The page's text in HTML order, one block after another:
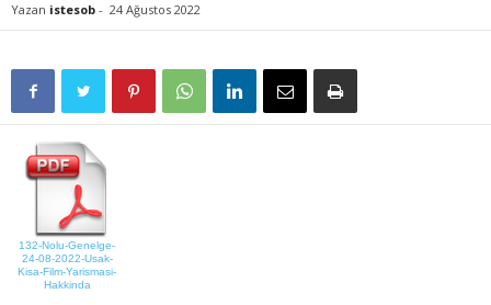
Yazan istesob - 24 Ağustos 2022
132-Nolu-Genelge-
24-08-2022-Usak-
Kisa-Film-Yarismasi-
Hakkinda